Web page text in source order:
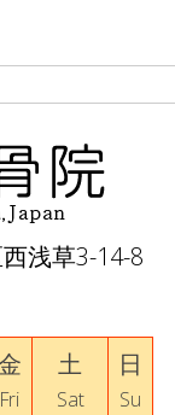
浅草3-14-8
Fri
土
Sat
日
Su